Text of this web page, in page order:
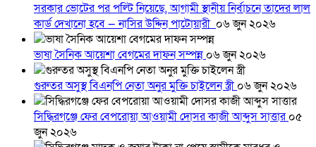
সরকার ভোটের পর পল্টি নিয়েছে, আগামী স্থানীয় নির্বাচনে তাদের লাল
কার্ড দেখানো হবে — নাসির উদ্দিন পাটোয়ারী ০৬ জুন ২০২৬
ভাষা সৈনিক আয়েশা বেগমের দাফন সম্পন্ন ০৬ জুন ২০২৬
গুরুতর অসুস্থ বিএনপি নেতা অনুর মুক্তি চাইলেন স্ত্রী০৬ জুন ২০২৬
সিদ্ধিরগঞ্জে ফের বেপরোয়া আওয়ামী দোসর কাজী আব্দুস সাত্তার০৫
জুন ২০২৬